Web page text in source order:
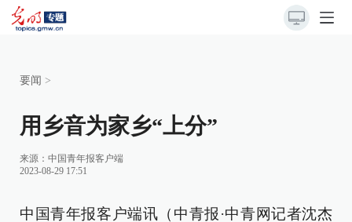
要闻 >
用乡音为家乡“上分”
来源： 中国青年报客户端
2023-08-29 17:51
中国青年报客户端讯（中青报·中青网记者沈杰